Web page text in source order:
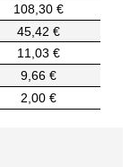
108,30 €
45,42 €
11,03 €
9,66 €
2,00 €